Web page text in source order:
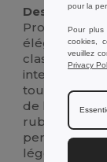
Description :
Protégez-
élégant
classique de
intemporel,
touche de
de la paille
ruban en
légèrement
pour la
Pour
cookies,
veuillez
Privacy